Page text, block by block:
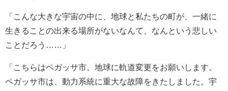
「こんな大きな宇宙の中に、地球と私たちの町が、一緒に
生きることの出来る場所がないなんて、なんという悲しい
ことだろう……」
「こちらはペガッサ市。地球に軌道変更をお願いします。
ペガッサ市は、動力系統に重大な故障をきたしました。宇